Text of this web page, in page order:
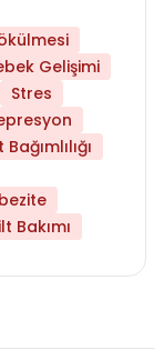
Gelişimi
Stres
Bakımı